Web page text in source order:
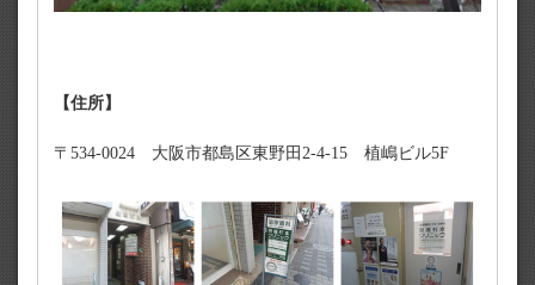
【住所】
〒534-0024 大阪市都島区東野田2-4-15 植嶋ビル5F